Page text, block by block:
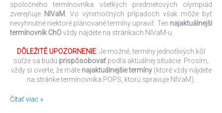
spoločného termínovníka všetkých predmetových olympiád
zverejňuje NIVaM. Vo výnimočných prípadoch však môže byť
nevyhnutné niektoré plánované termíny upraviť. Ten najaktuálnejší
termínovník ChOvždy nájdete na stránkach NIVaM-u.
DÔLEŽITÉ UPOZORNENIE: Je možné, termíny jednotlivých kôl
súťže sa budú prispôsobovať podľa aktuálnej situácie. Prosím,
vždy si overte, že máte najaktuálnejšie termíny(ktoré vždy nájdete
na stránke termínovníka POPS, ktorú spravuje NIVaM).
Čítať viac »